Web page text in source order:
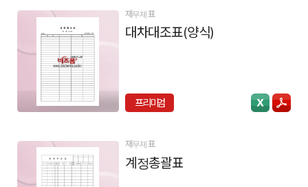
재무제표
대차대조표(양식)
프리미엄
재무제표
계정총괄표